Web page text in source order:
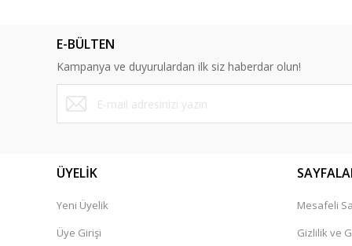
Ürün bilgilerinde hatalar bulunuyor.
Ürün fiyatı diğer sitelerden daha pahalı.
Bu ürüne benzer farklı alternatifler olmalı.
E-BÜLTEN
Kampanya ve duyurulardan ilk siz haberdar olun!
ÜYELİK
Yeni Üyelik
Üye Girişi
Mesafeli
Gizlilik ve